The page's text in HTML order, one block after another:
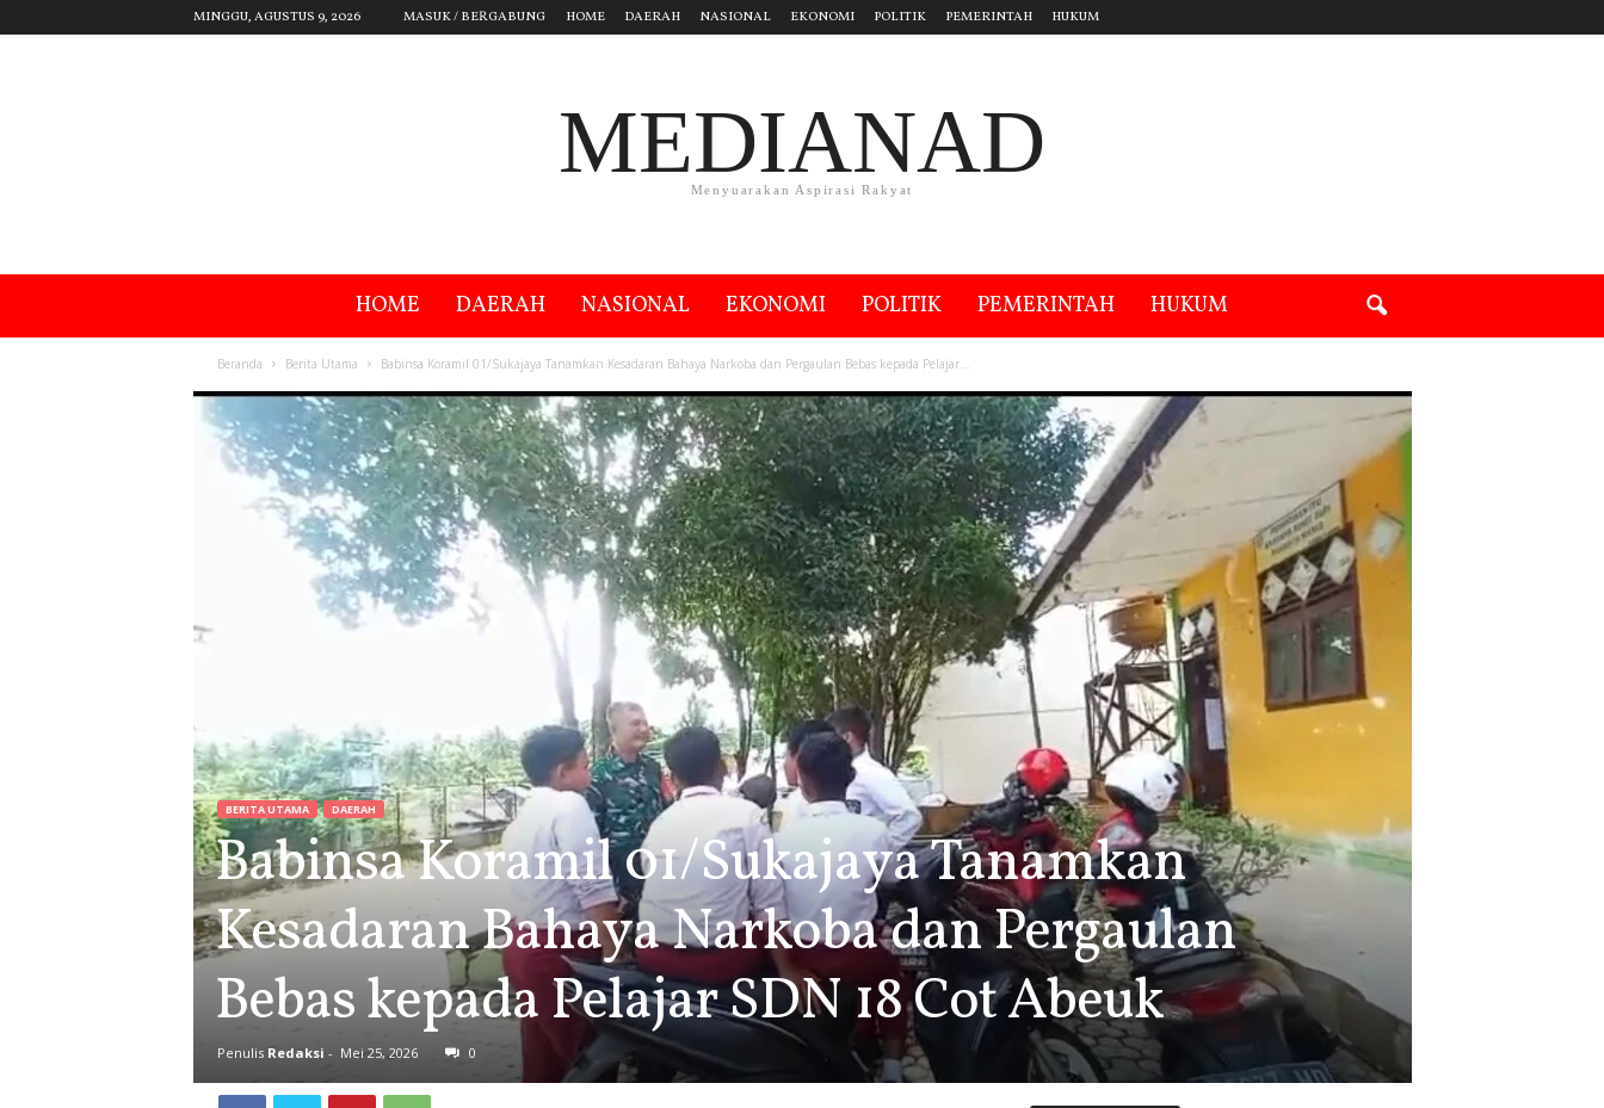
MINGGU, AGUSTUS 9, 2026 MASUK / BERGABUNG HOME DAERAH NASIONAL EKONOMI POLITIK PEMERINTAH HUKUM
MEDIANAD
Menyuarakan Aspirasi Rakyat
HOME DAERAH NASIONAL EKONOMI POLITIK PEMERINTAH HUKUM
Beranda Berita Utama Babinsa Koramil 01/Sukajaya Tanamkan Kesadaran Bahaya Narkoba dan Pergaulan Bebas kepada Pelajar...
BERITA UTAMA DAERAH
Babinsa Koramil 01/Sukajaya Tanamkan
Kesadaran Bahaya Narkoba dan Pergaulan
Bebas kepada Pelajar SDN 18 Cot Abeuk
Penulis Redaksi - Mei 25, 2026 0